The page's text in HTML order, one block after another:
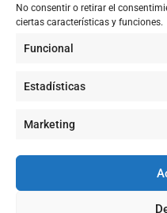
No consentir o retirar el
ciertas características y funciones.
Funcional
Estadísticas
Marketing
KR